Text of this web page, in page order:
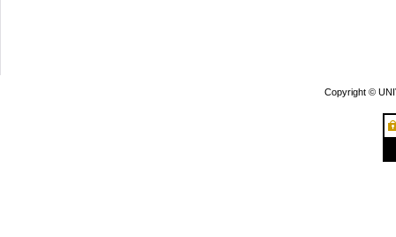
Copyright ©